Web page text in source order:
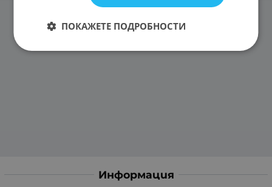
Информация
ПОКАЖЕТЕ ПОДРОБНОСТИ